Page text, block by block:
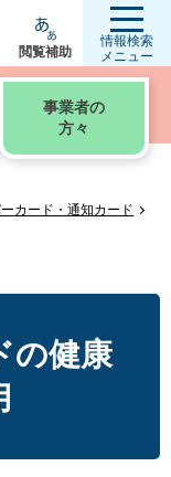
閲覧補助
情報検索
メニュー
事業者の
方々
カード・通知カード
の健康